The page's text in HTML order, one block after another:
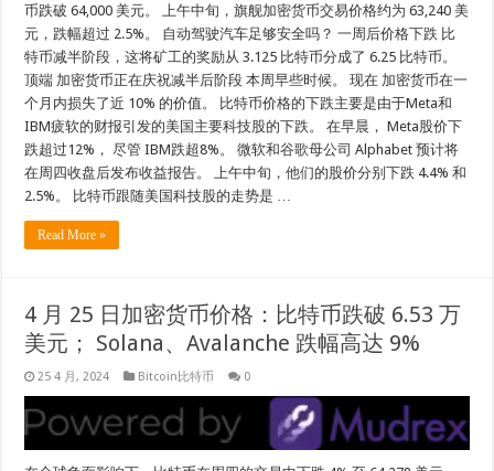
币跌破 64,000 美元。 上午中旬，旗舰加密货币交易价格约为 63,240 美
元，跌幅超过 2.5%。 自动驾驶汽车足够安全吗？ 一周后价格下跌 比
特币减半阶段，这将矿工的奖励从 3.125 比特币分成了 6.25 比特币。
顶端 加密货币正在庆祝减半后阶段 本周早些时候。 现在 加密货币在一
个月内损失了近 10% 的价值。 比特币价格的下跌主要是由于Meta和
IBM疲软的财报引发的美国主要科技股的下跌。 在早晨， Meta股价下
跌超过12%， 尽管 IBM跌超8%。 微软和谷歌母公司 Alphabet 预计将
在周四收盘后发布收益报告。 上午中旬，他们的股价分别下跌 4.4% 和
2.5%。 比特币跟随美国科技股的走势是 …
Read More »
4 月 25 日加密货币价格：比特币跌破 6.53 万
美元； Solana、Avalanche 跌幅高达 9%
25 4 月, 2024 Bitcoin比特币 0